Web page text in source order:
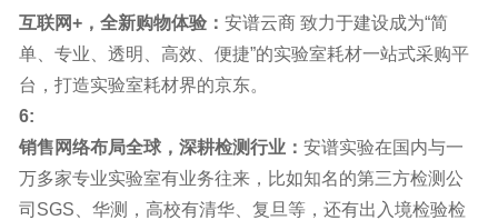
互联网+，全新购物体验： 安谱云商 致力于建设成为“简
单、专业、透明、高效、便捷”的实验室耗材一站式采购平
台，打造实验室耗材界的京东。
6:
销售网络布局全球，深耕检测行业： 安谱实验在国内与一
万多家专业实验室有业务往来，比如知名的第三方检测公
司SGS、华测，高校有清华、复旦等，还有出入境检验检